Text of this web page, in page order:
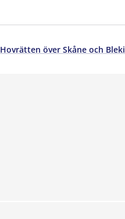
Hovrätten över Skåne och